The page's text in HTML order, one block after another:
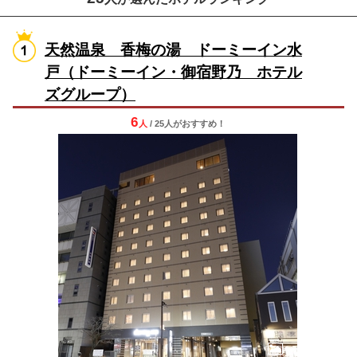
天然温泉 香梅の湯 ドーミーイン水
戸（ドーミーイン・御宿野乃 ホテル
ズグループ）
6 人 / 25人がおすすめ！